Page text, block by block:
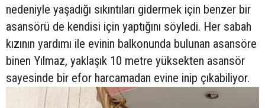
nedeniyle yaşadığı sıkıntıları gidermek için benzer bir
asansörü de kendisi için yaptığını söyledi. Her sabah
kızının yardımı ile evinin balkonunda bulunan asansöre
binen Yılmaz, yaklaşık 10 metre yüksekten asansör
sayesinde bir efor harcamadan evine inip çıkabiliyor.